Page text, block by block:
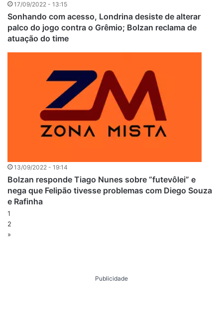
17/09/2022 - 13:15
Sonhando com acesso, Londrina desiste de alterar
palco do jogo contra o Grêmio; Bolzan reclama de
atuação do time
13/09/2022 - 19:14
Bolzan responde Tiago Nunes sobre “futevôlei” e
nega que Felipão tivesse problemas com Diego Souza
e Rafinha
1
2
»
Publicidade